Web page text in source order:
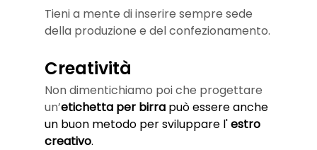
Tieni a mente di inserire sempre sede
della produzione e del confezionamento.
Creatività
Non dimentichiamo poi che progettare
un’etichetta per birra può essere anche
un buon metodo per sviluppare l' estro
creativo.